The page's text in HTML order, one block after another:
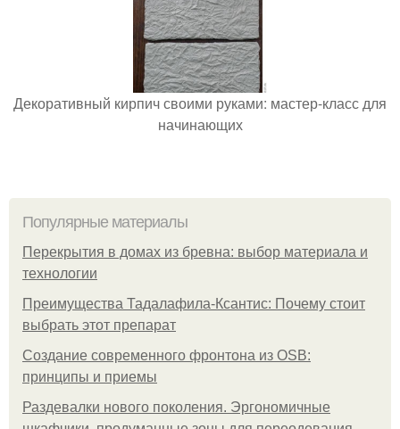
Декоративный кирпич своими руками: мастер-класс для
начинающих
Популярные материалы
Перекрытия в домах из бревна: выбор материала и
технологии
Преимущества Тадалафила-Ксантис: Почему стоит
выбрать этот препарат
Создание современного фронтона из OSB:
принципы и приемы
Раздевалки нового поколения. Эргономичные